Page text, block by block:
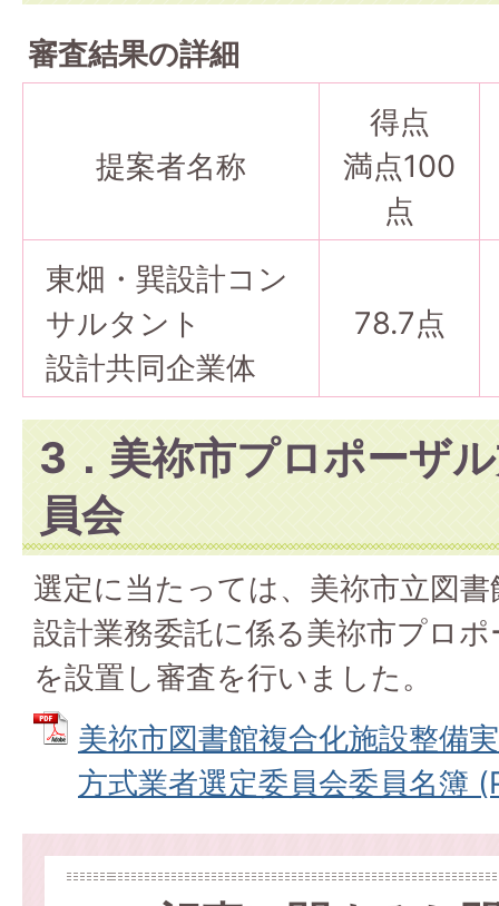
審査結果の詳細
提案者名称
得点
満点100
点
東畑・巽設計コン
サルタント
設計共同企業体
78.7点
3．美祢市プロポーザ
員会
選定に当たっては、美祢市立図
設計業務委託に係る美祢市プロ
を設置し審査を行いました。
美祢市図書館複合化施設整備
方式業者選定委員会委員名簿